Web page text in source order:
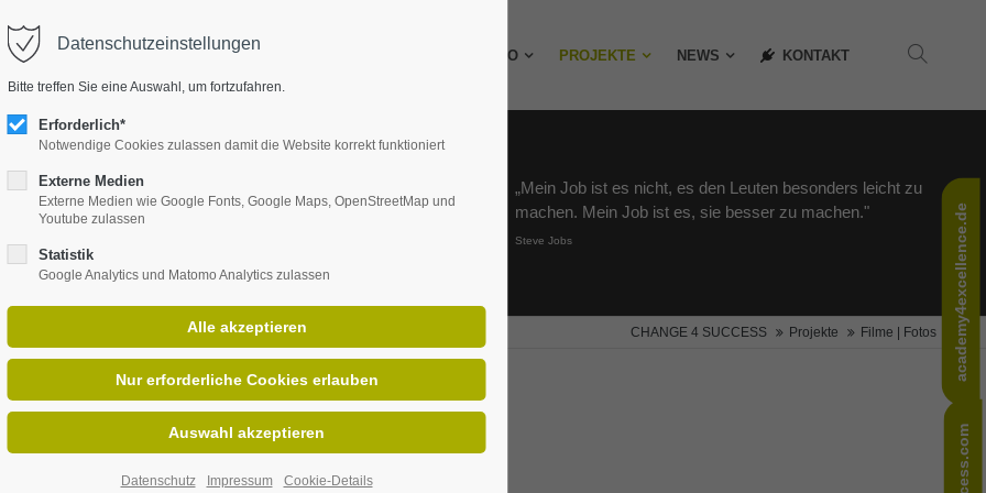
ipsum dolor sit amet:
offer support for our customers
- Fri 8:00am - 5:00pm(GMT
376-293 City Road, Suite 600
info@yourdomain.com
About us
Aenean commodo ligula eget
dolor. Aenean massa. Cum sociis
PORTFOLIO PROJEKTE NEWS KONTAKT
„Mein Job ist es nicht, es den Leuten besonders leicht zu
machen. Mein Job ist es, sie besser zu machen."
Steve Jobs
CHANGE 4 SUCCESS Projekte Filme | Fotos academy4excellence.de
Coaching Mediation
Datenschutzeinstellungen
Bitte treffen Sie eine Auswahl, um fortzufahren.
Erforderlich*
Notwendige Cookies zulassen damit die Website korrekt funktioniert
Externe Medien
Externe Medien wie Google Fonts, Google Maps, OpenStreetMap und
Youtube zulassen
Statistik
Google Analytics und Matomo Analytics zulassen
Datenschutz Impressum Cookie-Details